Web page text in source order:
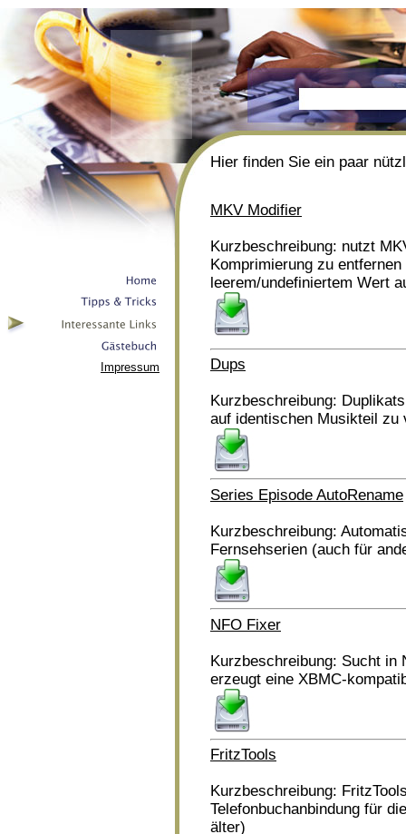
Impressum
Hier finden Sie ein paar
MKV Modifier
Kurzbeschreibung: nutzt
Komprimierung zu
leerem/undefiniertem Wert
Dups
Kurzbeschreibung:
auf identischen Musikteil zu
Series Episode AutoRename
Kurzbeschreibung:
Fernsehserien (auch für
NFO Fixer
Kurzbeschreibung: Sucht in
erzeugt eine XBMC-
FritzTools
Kurzbeschreibung:
Telefonbuchanbindung für
älter)